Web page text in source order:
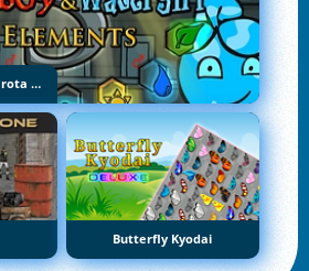
Menino De Fogo E Garota De Água 5: Elementos
Butterfly Kyodai